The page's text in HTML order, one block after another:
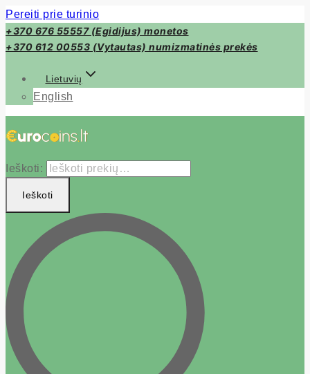
Pereiti prie turinio
+370 676 55557 (Egidijus) monetos
+370 612 00553 (Vytautas) numizmatinės prekės
Lietuvių
English
Ieškoti:
Ieškoti